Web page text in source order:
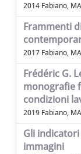
2014 Fabiano,
Frammenti
2017 Fabiano,
Frédéric G.
monograﬁe
condizioni
2019 Fabiano,
Gli indicatori
immagini